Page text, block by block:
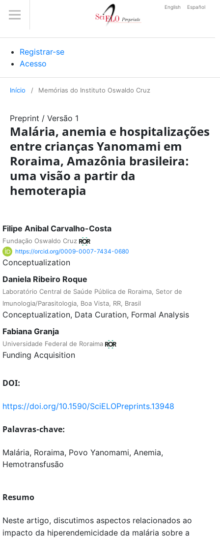
Registrar-se
Acesso
English Español
Início / Memórias do Instituto Oswaldo Cruz
Preprint / Versão 1
Malária, anemia e hospitalizações
entre crianças Yanomami em
Roraima, Amazônia brasileira:
uma visão a partir da
hemoterapia
Filipe Anibal Carvalho-Costa
Fundação Oswaldo Cruz
https://orcid.org/0009-0007-7434-0680
Conceptualization
Daniela Ribeiro Roque
Laboratório Central de Saúde Pública de Roraima, Setor de
Imunologia/Parasitologia, Boa Vista, RR, Brasil
Conceptualization Data Curation Formal Analysis
Fabiana Granja
Universidade Federal de Roraima
Funding Acquisition
DOI:
https://doi.org/10.1590/SciELOPreprints.13948
Palavras-chave:
Malária, Roraima, Povo Yanomami, Anemia,
Hemotransfusão
Resumo
Neste artigo, discutimos aspectos relacionados ao
impacto da hiperendemicidade da malária sobre a